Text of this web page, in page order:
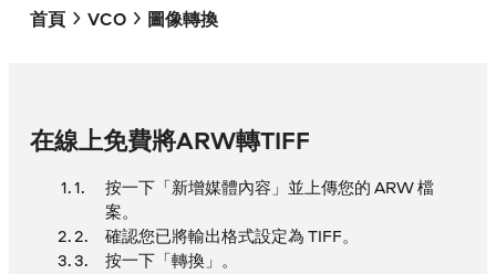
首頁 VCO 圖像轉換
在線上免費將ARW轉TIFF
按一下「新增媒體內容」並上傳您的 ARW 檔
案。
確認您已將輸出格式設定為 TIFF。
按一下「轉換」。